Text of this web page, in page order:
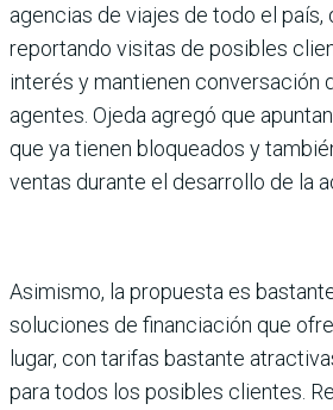
agencias de viajes de todo el país,
reportando visitas de posibles
interés y mantienen conversación
agentes. Ojeda agregó que
que ya tienen bloqueados y
ventas durante el desarrollo de la
Asimismo, la propuesta es
soluciones de financiación que
lugar, con tarifas bastante
para todos los posibles clientes.